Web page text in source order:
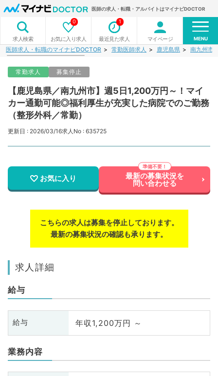
医師の求人・転職・アルバイトはマイナビDOCTOR
求人検索 お気に入り求人
0
最近見た求人
1
マイページ MENU
医師求人・転職のマイナビDOCTOR 常勤医師求人 鹿児島県 南九州市
常勤求人 募集停止
【鹿児島県／南九州市】週5日1,200万円～！マイ
カー通勤可能◎福利厚生が充実した病院でのご勤務
（整形外科／常勤）
更新日 : 2026/03/16求人No : 635725
お気に入り 最新の募集状況を
問い合わせる
こちらの求人は募集を停止しております。
最新の募集状況の確認も承ります。
求人詳細
給与
給与 年収1,200万円 ～
業務内容